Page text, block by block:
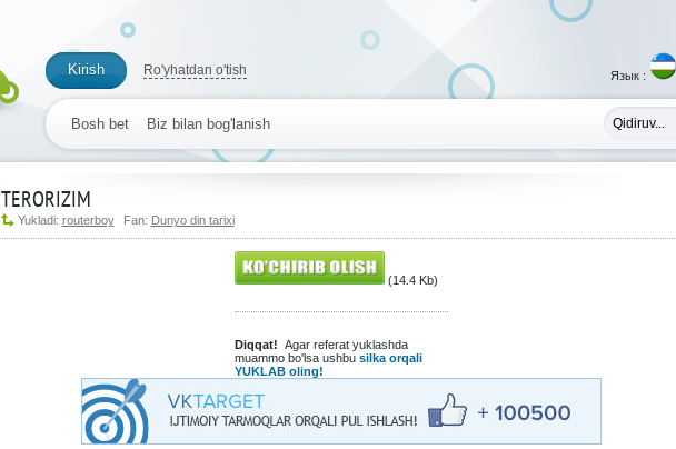
Kirish Ro'yhatdan o'tish Язык :
Bosh bet Biz bilan bog'lanish
TERORIZIM
Yukladi: routerboy Fan: Dunyo din tarixi
(14.4 Kb)
Diqqat! Agar referat yuklashda
muammo bo'lsa ushbu silka orqali
YUKLAB oling!